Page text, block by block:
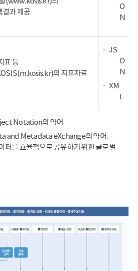
결과 제공
O
N
표 등
의 지표자료
JS
O
N
XM
L
Notation의 약어
and Metadata eXchange의 약어.
터를 효율적으로 공유하기 위한 글로벌